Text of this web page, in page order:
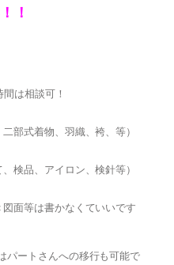
！
間は相談可！
部式着物、羽織、袴、等）
検品、アイロン、検針等）
等は書かなくていいです
ートさんへの移行も可能で